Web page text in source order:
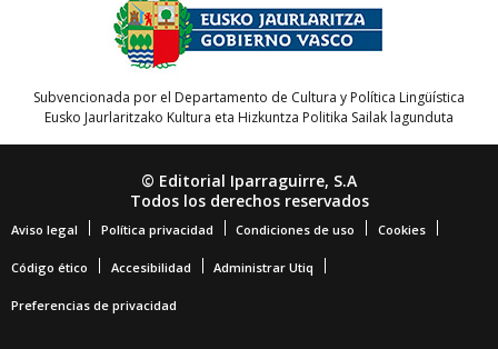
Subvencionada por el Departamento de Cultura y Política Lingüística
Eusko Jaurlaritzako Kultura eta Hizkuntza Politika Sailak lagunduta
© Editorial Iparraguirre, S.A
Todos los derechos reservados
Aviso legal Política privacidad Condiciones de uso Cookies
Código ético Accesibilidad Administrar Utiq
Preferencias de privacidad